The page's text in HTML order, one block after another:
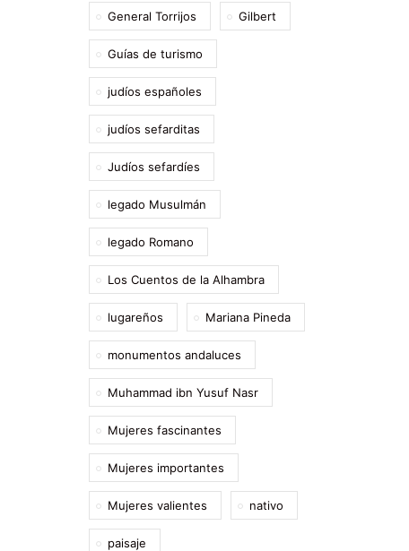
General Torrijos Gilbert
Guías de turismo
judíos españoles
judíos sefarditas
Judíos sefardíes
legado Musulmán
legado Romano
Los Cuentos de la Alhambra
lugareños Mariana Pineda
monumentos andaluces
Muhammad ibn Yusuf Nasr
Mujeres fascinantes
Mujeres importantes
Mujeres valientes nativo
paisaje